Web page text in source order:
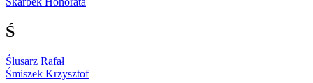
Ś
Ślusarz Rafał
Śmiszek Krzysztof